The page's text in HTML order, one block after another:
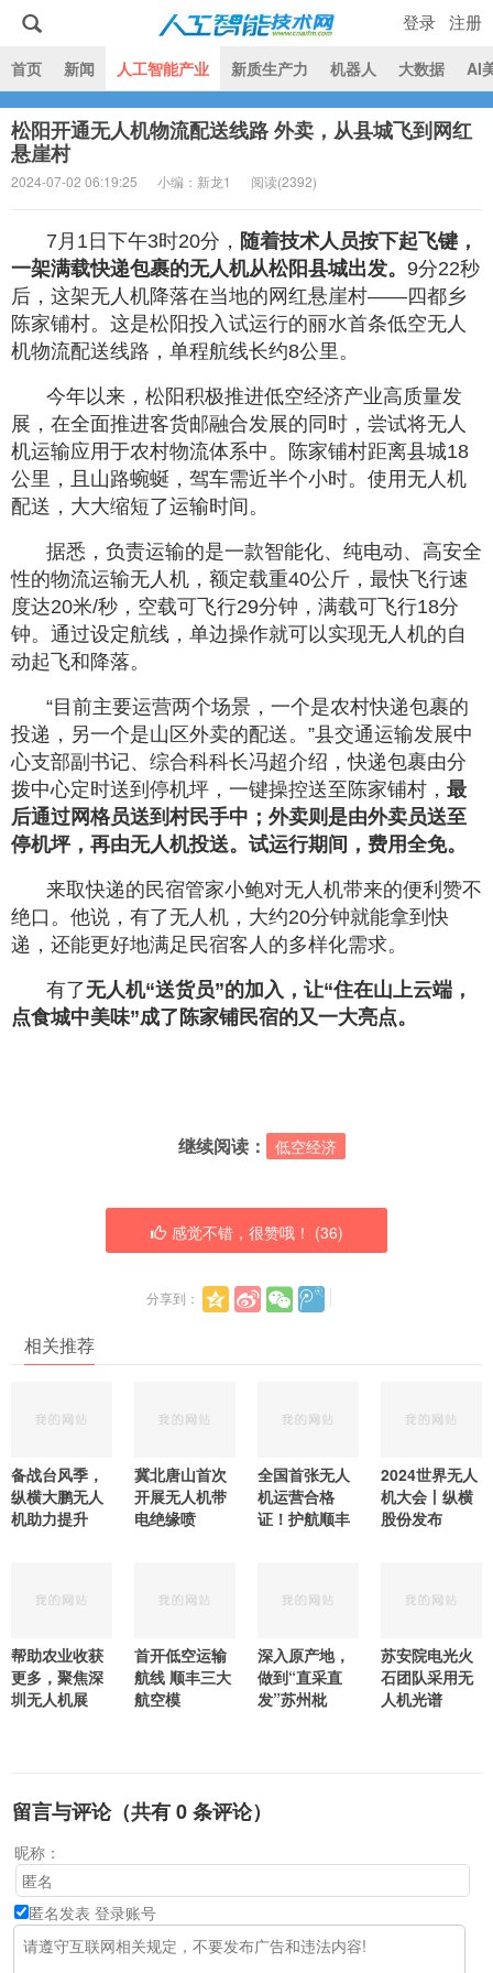
人工智能技术网
首页 新闻 人工智能产业 新质生产力 机器人 大数据 AI
登录 注册
松阳开通无人机物流配送线路 外卖，从县城飞到网红
悬崖村
2024-07-02 06:19:25 小编：新龙1 阅读(2392)
7月1日下午3时20分， 随着技术人员按下起飞键，
一架满载快递包裹的无人机从松阳县城出发。 9分22秒
后，这架无人机降落在当地的网红悬崖村——四都乡
陈家铺村。这是松阳投入试运行的丽水首条低空无人
机物流配送线路，单程航线长约8公里。
今年以来，松阳积极推进低空经济产业高质量发
展，在全面推进客货邮融合发展的同时，尝试将无人
机运输应用于农村物流体系中。陈家铺村距离县城18
公里，且山路蜿蜒，驾车需近半个小时。使用无人机
配送，大大缩短了运输时间。
据悉，负责运输的是一款智能化、纯电动、高安全
性的物流运输无人机，额定载重40公斤，最快飞行速
度达20米/秒，空载可飞行29分钟，满载可飞行18分
钟。通过设定航线，单边操作就可以实现无人机的自
动起飞和降落。
“目前主要运营两个场景，一个是农村快递包裹的
投递，另一个是山区外卖的配送。”县交通运输发展中
心支部副书记、综合科科长冯超介绍，快递包裹由分
拨中心定时送到停机坪，一键操控送至陈家铺村， 最
后通过网格员送到村民手中；外卖则是由外卖员送至
停机坪，再由无人机投送。试运行期间，费用全免。
来取快递的民宿管家小鲍对无人机带来的便利赞不
绝口。他说，有了无人机，大约20分钟就能拿到快
递，还能更好地满足民宿客人的多样化需求。
有了无人机“送货员”的加入，让“住在山上云端，
点食城中美味”成了陈家铺民宿的又一大亮点。
继续阅读： 低空经济
感觉不错，很赞哦！ (36)
分享到：
相关推荐
备战台风季，
纵横大鹏无人
机助力提升
冀北唐山首次
开展无人机带
电绝缘喷
全国首张无人
机运营合格
证！护航顺丰
2024世界无人
机大会丨纵横
股份发布
帮助农业收获
更多，聚焦深
圳无人机展
首开低空运输
航线 顺丰三大
航空模
深入原产地，
做到“直采直
发”苏州枇
苏安院电光火
石团队采用无
人机光谱
留言与评论（共有0条评论）
昵称：
匿名发表 登录账号